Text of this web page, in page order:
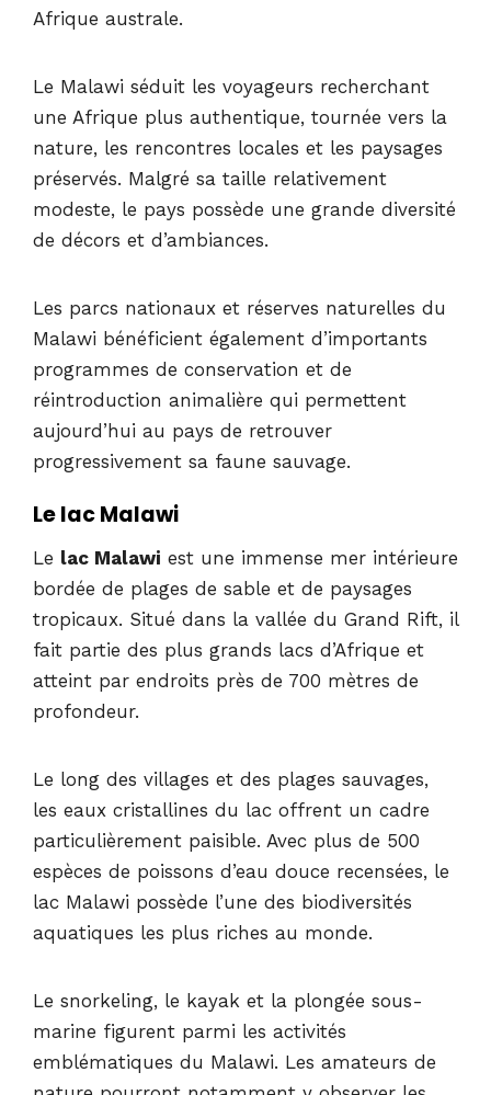
Afrique australe.
Le Malawi séduit les voyageurs recherchant
une Afrique plus authentique, tournée vers la
nature, les rencontres locales et les paysages
préservés. Malgré sa taille relativement
modeste, le pays possède une grande diversité
de décors et d’ambiances.
Les parcs nationaux et réserves naturelles du
Malawi bénéficient également d’importants
programmes de conservation et de
réintroduction animalière qui permettent
aujourd’hui au pays de retrouver
progressivement sa faune sauvage.
Le lac Malawi
Le lac Malawi est une immense mer intérieure
bordée de plages de sable et de paysages
tropicaux. Situé dans la vallée du Grand Rift, il
fait partie des plus grands lacs d’Afrique et
atteint par endroits près de 700 mètres de
profondeur.
Le long des villages et des plages sauvages,
les eaux cristallines du lac offrent un cadre
particulièrement paisible. Avec plus de 500
espèces de poissons d’eau douce recensées, le
lac Malawi possède l’une des biodiversités
aquatiques les plus riches au monde.
Le snorkeling, le kayak et la plongée sous-
marine figurent parmi les activités
emblématiques du Malawi. Les amateurs de